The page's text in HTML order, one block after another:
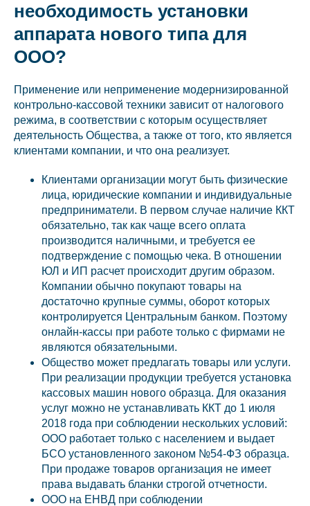
необходимость установки
аппарата нового типа для
ООО?
Применение или неприменение модернизированной
контрольно-кассовой техники зависит от налогового
режима, в соответствии с которым осуществляет
деятельность Общества, а также от того, кто является
клиентами компании, и что она реализует.
Клиентами организации могут быть физические
лица, юридические компании и индивидуальные
предприниматели. В первом случае наличие ККТ
обязательно, так как чаще всего оплата
производится наличными, и требуется ее
подтверждение с помощью чека. В отношении
ЮЛ и ИП расчет происходит другим образом.
Компании обычно покупают товары на
достаточно крупные суммы, оборот которых
контролируется Центральным банком. Поэтому
онлайн-кассы при работе только с фирмами не
являются обязательными.
Общество может предлагать товары или услуги.
При реализации продукции требуется установка
кассовых машин нового образца. Для оказания
услуг можно не устанавливать ККТ до 1 июля
2018 года при соблюдении нескольких условий:
ООО работает только с населением и выдает
БСО установленного законом №54-ФЗ образца.
При продаже товаров организация не имеет
права выдавать бланки строгой отчетности.
ООО на ЕНВД при соблюдении